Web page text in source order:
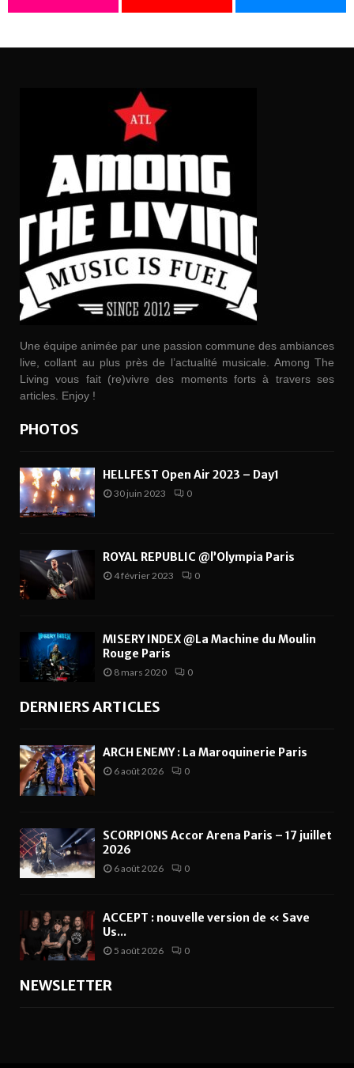
Une équipe animée par une passion commune des ambiances
live, collant au plus près de l’actualité musicale. Among The
Living vous fait (re)vivre des moments forts à travers ses
articles. Enjoy !
PHOTOS
HELLFEST Open Air 2023 – Day1
30 juin 2023 0
ROYAL REPUBLIC @l’Olympia Paris
4 février 2023 0
MISERY INDEX @La Machine du Moulin
Rouge Paris
8 mars 2020 0
DERNIERS ARTICLES
ARCH ENEMY : La Maroquinerie Paris
6 août 2026 0
SCORPIONS Accor Arena Paris – 17 juillet
2026
6 août 2026 0
ACCEPT : nouvelle version de « Save
Us...
5 août 2026 0
NEWSLETTER